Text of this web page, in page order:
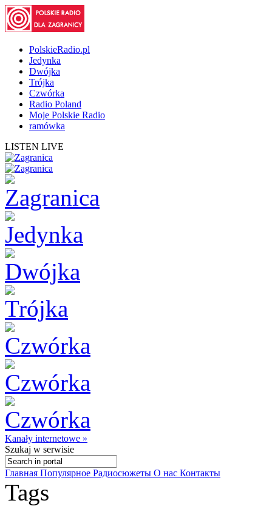
PolskieRadio.pl
Jedynka
Dwójka
Trójka
Czwórka
Radio Poland
Moje Polskie Radio
ramówka
LISTEN LIVE
Kanały internetowe »
Szukaj w serwisie
Главная Популярное Радиосюжеты О нас Контакты
Tags